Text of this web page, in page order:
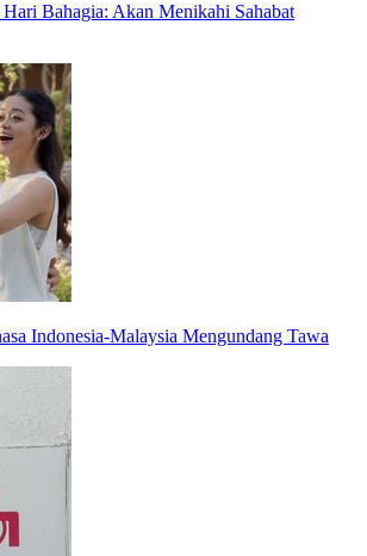
Bahagia: Akan Menikahi Sahabat
Indonesia-Malaysia Mengundang Tawa